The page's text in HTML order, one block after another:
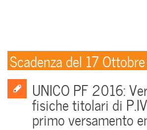
Scadenza del 17
UNICO PF 2016:
fisiche titolari di
primo versamento